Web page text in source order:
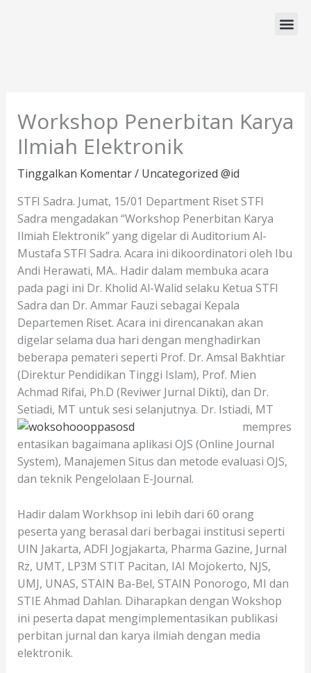
Workshop Penerbitan Karya
Ilmiah Elektronik
Tinggalkan Komentar/ Uncategorized @id
STFI Sadra. Jumat, 15/01 Department Riset STFI
Sadra mengadakan “Workshop Penerbitan Karya
Ilmiah Elektronik” yang digelar di Auditorium Al-
Mustafa STFI Sadra. Acara ini dikoordinatori oleh Ibu
Andi Herawati, MA.. Hadir dalam membuka acara
pada pagi ini Dr. Kholid Al-Walid selaku Ketua STFI
Sadra dan Dr. Ammar Fauzi sebagai Kepala
Departemen Riset. Acara ini direncanakan akan
digelar selama dua hari dengan menghadirkan
beberapa pemateri seperti Prof. Dr. Amsal Bakhtiar
(Direktur Pendidikan Tinggi Islam), Prof. Mien
Achmad Rifai, Ph.D (Reviwer Jurnal Dikti), dan Dr.
Setiadi, MT untuk sesi selanjutnya. Dr. Istiadi, MT
mempres
entasikan bagaimana aplikasi OJS (Online Journal
System), Manajemen Situs dan metode evaluasi OJS,
dan teknik Pengelolaan E-Journal.
Hadir dalam Workhsop ini lebih dari 60 orang
peserta yang berasal dari berbagai institusi seperti
UIN Jakarta, ADFI Jogjakarta, Pharma Gazine, Jurnal
Rz, UMT, LP3M STIT Pacitan, IAI Mojokerto, NJS,
UMJ, UNAS, STAIN Ba-Bel, STAIN Ponorogo, MI dan
STIE Ahmad Dahlan. Diharapkan dengan Wokshop
ini peserta dapat mengimplementasikan publikasi
perbitan jurnal dan karya ilmiah dengan media
elektronik.